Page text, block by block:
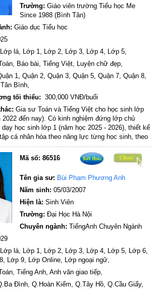
Trường: Giáo viên trường Tiểu học Me
Since 1988 (Bình Tân)
Giáo dục Tiểu học
Lớp lá, Lớp 1, Lớp 2, Lớp 3, Lớp 4, Lớp 5,
Báo bài, Tiếng Việt, Luyện chữ đẹp,
1, Quận 2, Quận 3, Quận 5, Quận 7, Quận 8,
Bình,
tối thiểu: 300,000 VNĐ/buổi
Gia sư Toán và Tiếng Việt cho học sinh lớp
2022 đến nay). Có kinh nghiệm đứng lớp chủ
dạy học sinh lớp 1 (năm học 2025 - 2026), thiết kế
cá nhân hóa theo năng lực từng học sinh, theo
tiến độ học tập định kỳ cho phụ huynh. Tận tâm,
hoạt trong phương pháp giảng dạy, giúp học sinh
quen học tập tích cực và tạo hứng thú trong học
Chương trình Trao đổi Sinh viên Sư phạm Đông
Teacher) tại Indonesia (2024), học tập và trải
pháp gi
Mã số: 86516
Tên gia sư: Bùi Phạm Phương Anh
Năm sinh: 05/03/2007
Hiện là: Sinh Viên
Trường: Đại Học Hà Nội
Chuyên ngành: TiếngAnh Chuyên Ngành
Lớp lá, Lớp 1, Lớp 2, Lớp 3, Lớp 4, Lớp 5, Lớp 6,
Lớp 9, Lớp Online, Lớp ngoại ngữ,
Tiếng Anh, Anh văn giao tiếp,
Đình, Q.Hoàn Kiếm, Q.Tây Hồ, Q.Cầu Giấy,